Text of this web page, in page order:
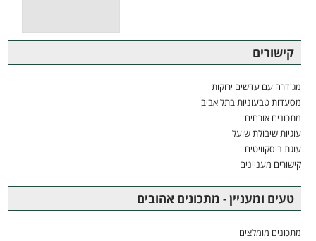
קישורים
מג'דרה עם עדשים ירוקות
מסעדות טבעוניות בתל אביב
מתכונים אורחים
עוגיות שיבולת שועל
עוגת ביסקוויטים
קישורים מעניינים
טעים ומעניין - מתכונים אהובים
מתכונים מומלצים